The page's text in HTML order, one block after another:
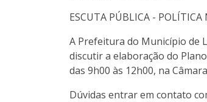
ESCUTA PÚBLICA -
A Prefeitura do Município de
discutir a elaboração do
das 9h00 às 12h00, na
Dúvidas entrar em contato